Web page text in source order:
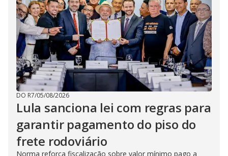
DO R7/05/08/2026
Lula sanciona lei com regras para
garantir pagamento do piso do
frete rodoviário
Norma reforça fiscalização sobre valor mínimo pago a